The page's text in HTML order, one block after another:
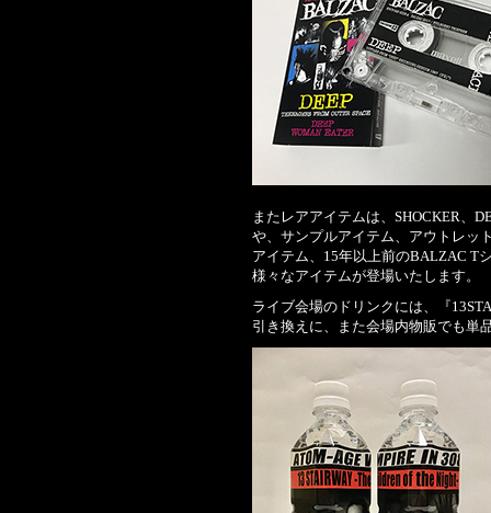
またレアアイテムは、SHOCKER、
や、サンプルアイテム、アウトレッ
アイテム、15年以上前のBALZAC T
様々なアイテムが登場いたします。
ライブ会場のドリンクには、『
引き換えに、また会場内物販でも単